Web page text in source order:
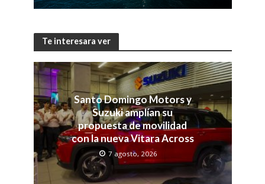
Te interesara ver
Santo Domingo Motors y
Suzuki amplían su
propuesta de movilidad
con la nueva Vitara Across
7 agosto, 2026